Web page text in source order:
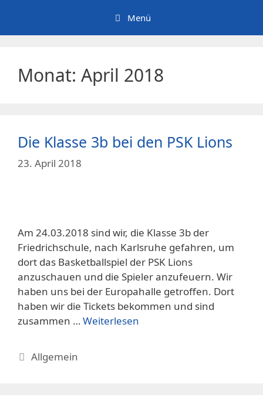
springen
Menü
Monat: April 2018
Die Klasse 3b bei den PSK Lions
23. April 2018
Am 24.03.2018 sind wir, die Klasse 3b der
Friedrichschule, nach Karlsruhe gefahren, um
dort das Basketballspiel der PSK Lions
anzuschauen und die Spieler anzufeuern. Wir
haben uns bei der Europahalle getroffen. Dort
haben wir die Tickets bekommen und sind
zusammen …Weiterlesen
Kategorien
Allgemein